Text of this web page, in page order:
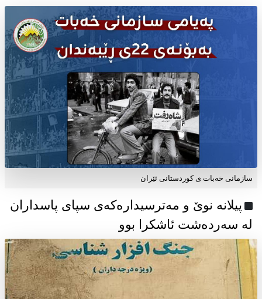
سازمانی خەبات ی كوردستانی ئێران
پیلانە نوێ و مەترسیدارەکەی سپای پاسداران
لە سەردەشت ئاشکرا بوو